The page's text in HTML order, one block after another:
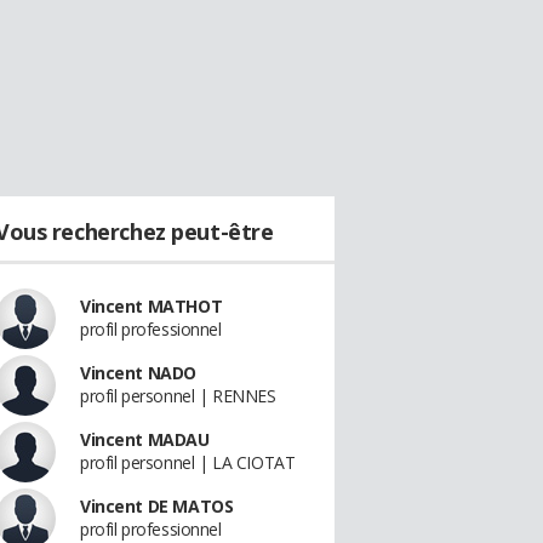
recherchez peut-être
Vincent MATHOT
profil professionnel
Vincent NADO
profil personnel | RENNES
Vincent MADAU
profil personnel | LA CIOTAT
Vincent DE MATOS
profil professionnel